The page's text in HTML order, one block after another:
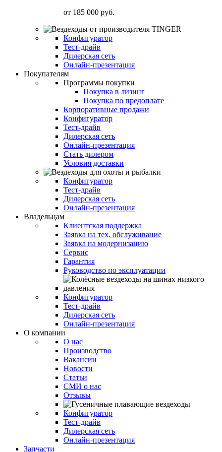
от 185 000 руб.
Конфигуратор
Тест-драйв
Дилерская сеть
Онлайн-презентация
Покупателям
Программы покупки
Покупка в лизинг
Покупка по предоплате
Корпоративные продажи
Конфигуратор
Тест-драйв
Дилерская сеть
Онлайн-презентация
Стать дилером
Условия доставки
Конфигуратор
Тест-драйв
Дилерская сеть
Онлайн-презентация
Владельцам
Клиентская поддержка
Заявка на тех. обслуживание
Заявка на модернизацию
Сервис
Гарантия
Руководство по эксплуатации
Конфигуратор
Тест-драйв
Дилерская сеть
Онлайн-презентация
О компании
О нас
Производство
Вакансии
Новости
Статьи
СМИ о нас
Отзывы
Конфигуратор
Тест-драйв
Дилерская сеть
Онлайн-презентация
Запчасти